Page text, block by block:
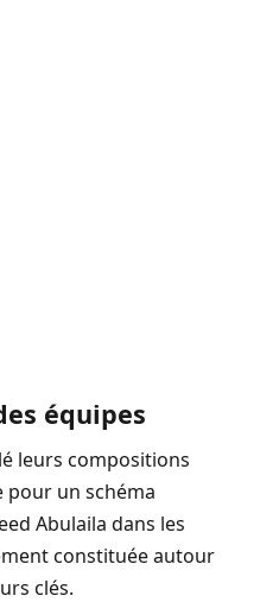
équipes
leurs compositions
pour un schéma
Abulaila dans les
constituée autour
clés.